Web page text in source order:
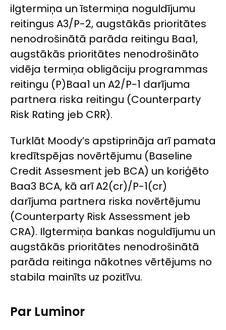
ilgtermiņa un īstermiņa noguldījumu
reitingus A3/P-2, augstākās prioritātes
nenodrošinātā parāda reitingu Baa1,
augstākās prioritātes nenodrošināto
vidēja termiņa obligāciju programmas
reitingu (P)Baa1 un A2/P-1 darījuma
partnera riska reitingu (Counterparty
Risk Rating jeb CRR).
Turklāt Moody’s apstiprināja arī pamata
kredītspējas novērtējumu (Baseline
Credit Assesment jeb BCA) un koriģēto
Baa3 BCA, kā arī A2(cr)/P-1(cr)
darījuma partnera riska novērtējumu
(Counterparty Risk Assessment jeb
CRA). Ilgtermiņa bankas noguldījumu un
augstākās prioritātes nenodrošinātā
parāda reitinga nākotnes vērtējums no
stabila mainīts uz pozitīvu.
Par Luminor